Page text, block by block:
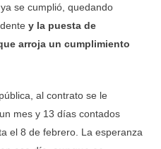
se cumplió, quedando
y la puesta de
arroja un cumplimiento
al contrato se le
mes y 13 días contados
el 8 de febrero. La esperanza